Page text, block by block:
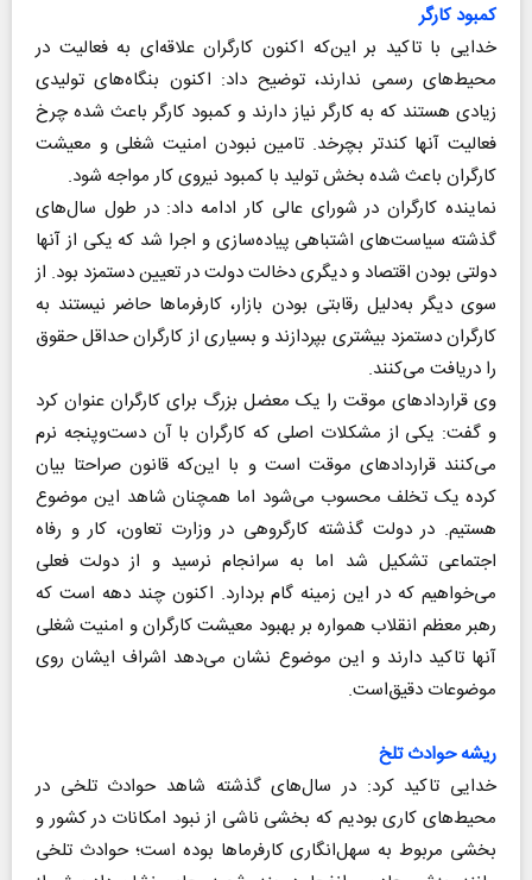
کمبود کارگر
خدایی با تاکید بر این‌که اکنون کارگران علاقه‌ای به فعالیت در
محیط‌های رسمی ندارند، توضیح داد: اکنون بنگاه‌های تولیدی
زیادی هستند که به کارگر نیاز دارند و کمبود کارگر باعث شده چرخ
فعالیت آنها کندتر بچرخد. تامین نبودن امنیت شغلی و معیشت
کارگران باعث شده بخش تولید با کمبود نیروی کار مواجه شود.
نماینده کارگران در شورای عالی کار ادامه داد: در طول سال‌های
گذشته سیاست‌های اشتباهی پیاده‌سازی و اجرا شد که یکی از آنها
دولتی بودن اقتصاد و دیگری دخالت دولت در تعیین دستمزد بود. از
سوی دیگر به‌دلیل رقابتی بودن بازار، کارفرماها حاضر نیستند به
کارگران دستمزد بیشتری بپردازند و بسیاری از کارگران حداقل حقوق
را دریافت می‌کنند.
وی قراردادهای موقت را یک معضل بزرگ برای کارگران عنوان کرد
و گفت: یکی از مشکلات اصلی که کارگران با آن دست‌و‌پنجه نرم
می‌کنند قراردادهای موقت است و با این‌که قانون صراحتا بیان
کرده یک تخلف محسوب می‌شود اما همچنان شاهد این موضوع
هستیم. در دولت گذشته کارگروهی در وزارت تعاون، کار و رفاه
اجتماعی تشکیل شد اما به سرانجام نرسید و از دولت فعلی
می‌خواهیم که در این زمینه گام‌ بردارد. اکنون چند دهه‌‎ است که
رهبر معظم انقلاب همواره بر بهبود معیشت کارگران و امنیت شغلی
آنها تاکید دارند و این موضوع نشان می‌دهد اشراف ایشان روی
موضوعات دقیق‌است.
ریشه حوادث تلخ
خدایی تاکید کرد: در سال‌های گذشته شاهد حوادث تلخی در
محیط‌های کاری بودیم که بخشی ناشی از نبود امکانات در کشور و
بخشی مربوط به سهل‌انگاری کارفرماها بوده است؛ حوادث تلخی